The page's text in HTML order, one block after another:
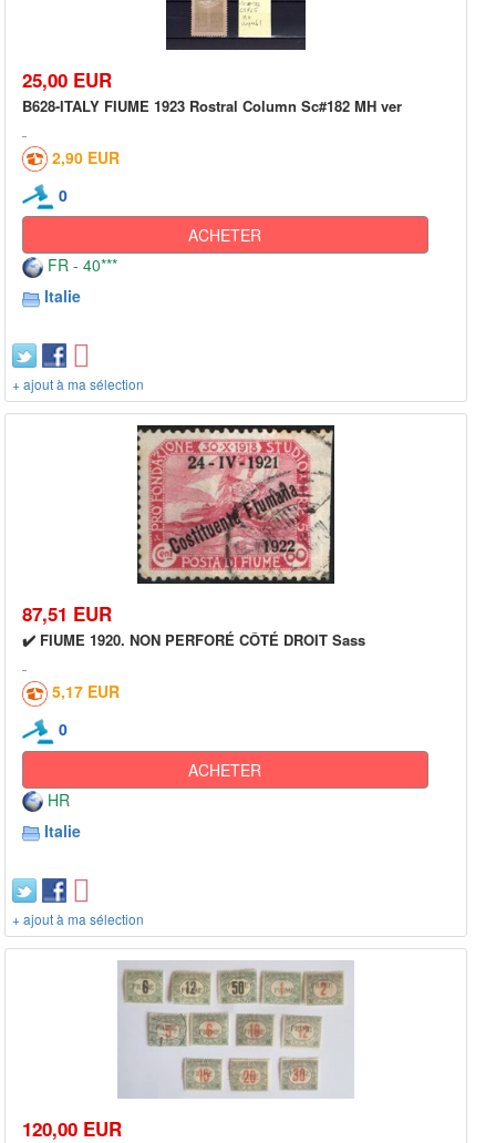
25,00 EUR
B628-ITALY FIUME 1923 Rostral Column Sc#182 MH ver
2,90 EUR
0
ACHETER
FR - 40***
Italie
+ ajout à ma sélection
87,51 EUR
✔️ FIUME 1920. NON PERFORÉ CÔTÉ DROIT Sass
5,17 EUR
0
ACHETER
HR
Italie
+ ajout à ma sélection
120,00 EUR